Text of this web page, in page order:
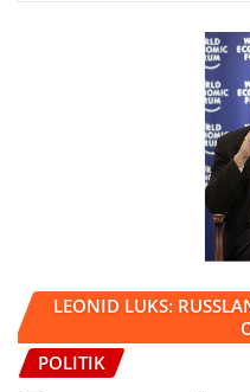
LEONID LUKS:
POLITIK